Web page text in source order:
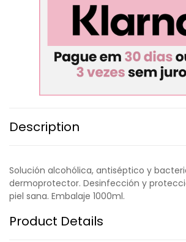
Description
Solución alcohólica, antiséptico y
dermoprotector. Desinfección y
piel sana. Embalaje 1000ml.
Product Details